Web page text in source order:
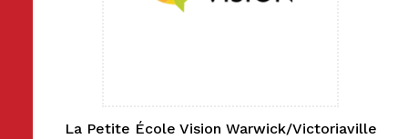
La Petite École Vision Warwick/Victoriaville